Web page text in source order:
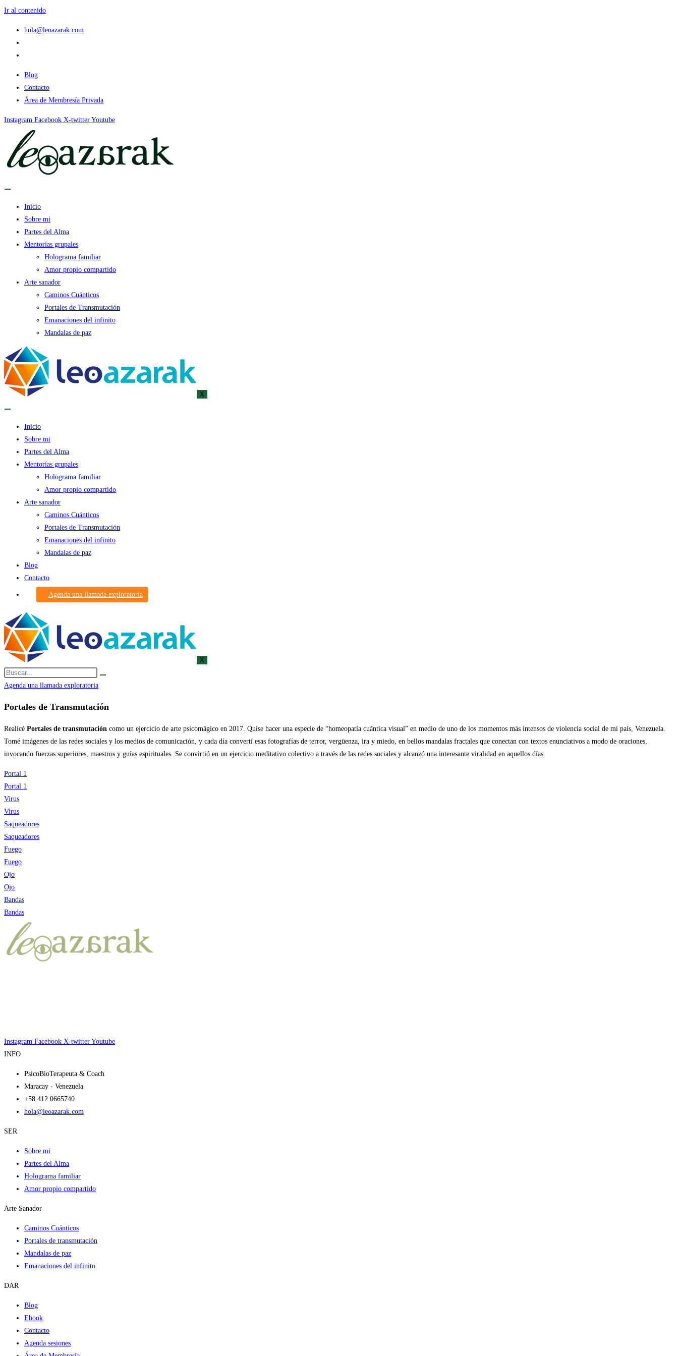
Ir al contenido
hola@leoazarak.com
Blog
Contacto
Área de Membresía Privada
Instagram Facebook X-twitter Youtube
Inicio
Sobre mi
Partes del Alma
Mentorías grupales
Holograma familiar
Amor propio compartido
Arte sanador
Caminos Cuánticos
Portales de Transmutación
Emanaciones del infinito
Mandalas de paz
X
Inicio
Sobre mi
Partes del Alma
Mentorías grupales
Holograma familiar
Amor propio compartido
Arte sanador
Caminos Cuánticos
Portales de Transmutación
Emanaciones del infinito
Mandalas de paz
Blog
Contacto
Agenda una llamada exploratoria
X
Agenda una llamada exploratoria
Portales de Transmutación
Realicé Portales de transmutación como un ejercicio de arte psicomágico en 2017. Quise hacer una especie de “homeopatía cuántica visual” en medio de uno de los momentos más intensos de violencia social de mi país, Venezuela.
Tomé imágenes de las redes sociales y los medios de comunicación, y cada día convertí esas fotografías de terror, vergüenza, ira y miedo, en bellos mandalas fractales que conectan con textos enunciativos a modo de oraciones,
invocando fuerzas superiores, maestros y guías espirituales. Se convirtió en un ejercicio meditativo colectivo a través de las redes sociales y alcanzó una interesante viralidad en aquellos días.
Portal 1
Portal 1
Virus
Virus
Saqueadores
Saqueadores
Fuego
Fuego
Ojo
Ojo
Bandas
Bandas
Instagram Facebook X-twitter Youtube
INFO
PsicoBioTerapeuta & Coach
Maracay - Venezuela
+58 412 0665740
hola@leoazarak.com
SER
Sobre mi
Partes del Alma
Holograma familiar
Amor propio compartido
Arte Sanador
Caminos Cuánticos
Portales de transmutación
Mandalas de paz
Emanaciones del infinito
DAR
Blog
Ebook
Contacto
Agenda sesiones